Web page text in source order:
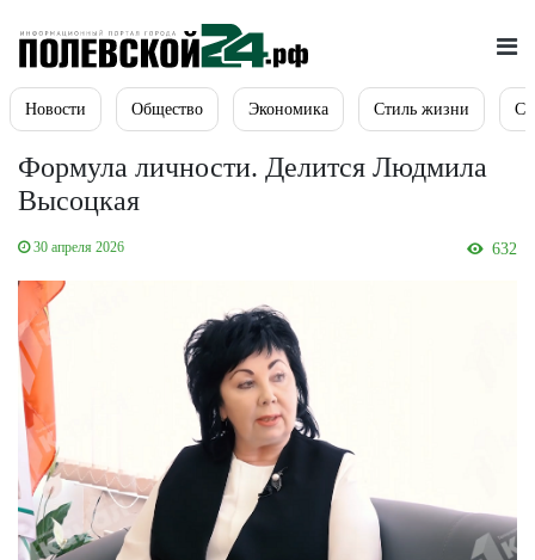
Новости Общество Экономика Стиль жизни
Формула личности. Делится Людмила
Высоцкая
30 апреля 2026 632